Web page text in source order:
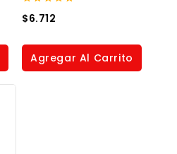
0
out
5
$6.712
Agregar Al Carrito